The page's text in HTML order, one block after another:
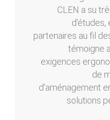
CLEN a su
partenaires au fil
témoigne
exigences
de
d’aménagement
solutions